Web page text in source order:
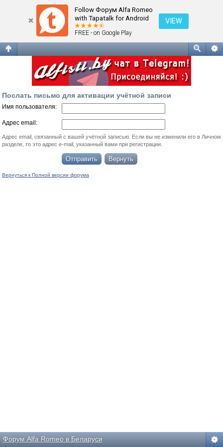
Follow Форум Alfa Romeo
with Tapatalk for Android
FREE - on Google Play
VIEW
Послать письмо для активации учётной записи
Послать письмо для активации учётной записи
Имя пользователя:
Адрес email:
Адрес email, связанный с вашей учётной записью. Если вы не изменили его в Личном
разделе, то это адрес e-mail, указанный вами при регистрации.
Вернуться к Полной версии форума
Форум Alfa Romeo в Беларуси